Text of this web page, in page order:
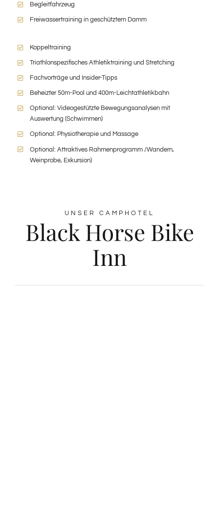
Begleitfahrzeug
Freiwassertraining in geschütztem Damm
Koppeltraining
Triathlonspezifisches Athletiktraining und Stretching
Fachvorträge und Insider-Tipps
Beheizter 50m-Pool und 400m-Leichtathletikbahn
Optional: Videogestützte Bewegungsanalysen mit
Auswertung (Schwimmen)
Optional: Physiotherapie und Massage
Optional: Attraktives Rahmenprogramm /Wandern,
Weinprobe, Exkursion)
UNSER CAMPHOTEL
Black Horse Bike
Inn